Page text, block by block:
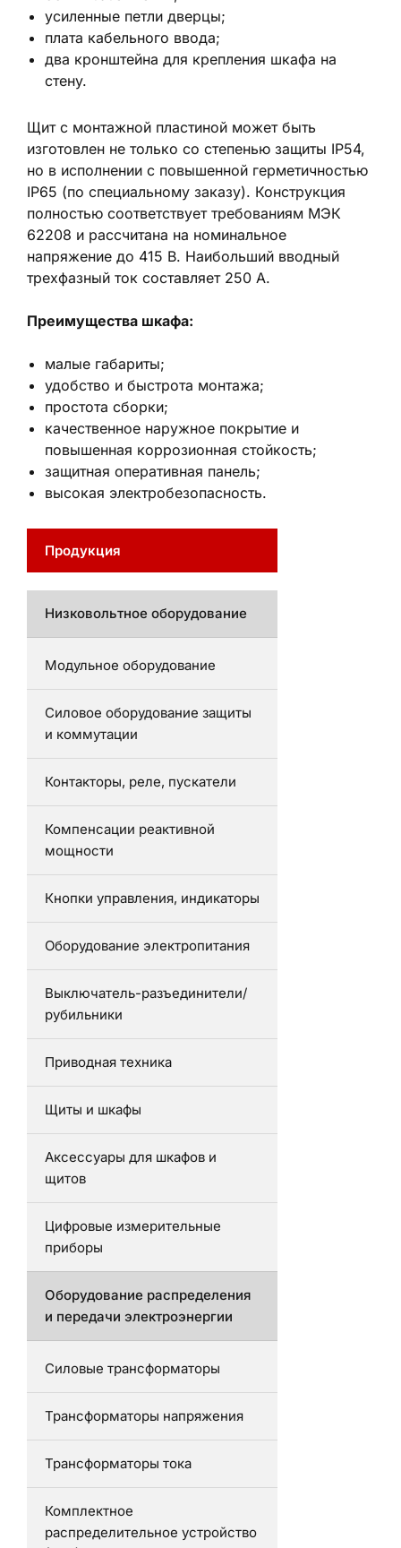
усиленные петли дверцы;
плата кабельного ввода;
два кронштейна для крепления шкафа на
стену.
Щит с монтажной пластиной может быть
изготовлен не только со степенью защиты IP54,
но в исполнении с повышенной герметичностью
IP65 (по специальному заказу). Конструкция
полностью соответствует требованиям МЭК
62208 и рассчитана на номинальное
напряжение до 415 В. Наибольший вводный
трехфазный ток составляет 250 А.
Преимущества шкафа:
малые габариты;
удобство и быстрота монтажа;
простота сборки;
качественное наружное покрытие и
повышенная коррозионная стойкость;
защитная оперативная панель;
высокая электробезопасность.
Продукция
Низковольтное оборудование
Модульное оборудование
Силовое оборудование защиты
и коммутации
Контакторы, реле, пускатели
Компенсации реактивной
мощности
Кнопки управления, индикаторы
Оборудование электропитания
Выключатель-разъединители/
рубильники
Приводная техника
Щиты и шкафы
Аксессуары для шкафов и
щитов
Цифровые измерительные
приборы
Оборудование распределения
и передачи электроэнергии
Силовые трансформаторы
Трансформаторы напряжения
Трансформаторы тока
Комплектное
распределительное устройство